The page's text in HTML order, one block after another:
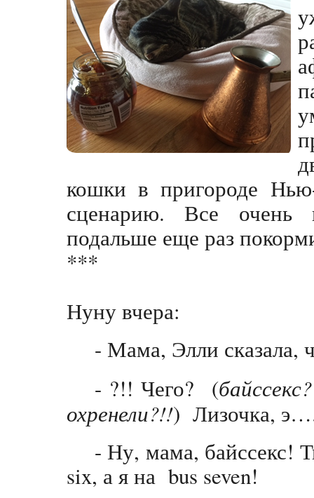
кошки в пригороде
сценарию. Все очень
подальше еще раз
***
Нуну вчера:
- Мама, Элли сказала,
- ?!! Чего? (
охренели?!!) Лизочка,
- Ну, мама, байссекс!
six, а я на bus seven!